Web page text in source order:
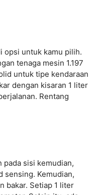
opsi untuk kamu pilih.
tenaga mesin 1.197
untuk tipe kendaraan
dengan kisaran 1 liter
Rentang
pada sisi kemudian,
sensing. Kemudian,
bakar. Setiap 1 liter